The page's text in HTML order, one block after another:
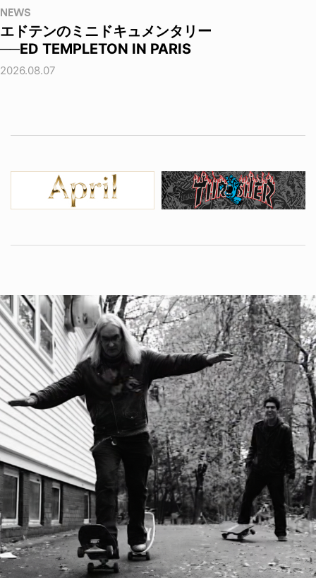
NEWS
エドテンのミニドキュメンタリー
──ED TEMPLETON IN PARIS
2026.08.07